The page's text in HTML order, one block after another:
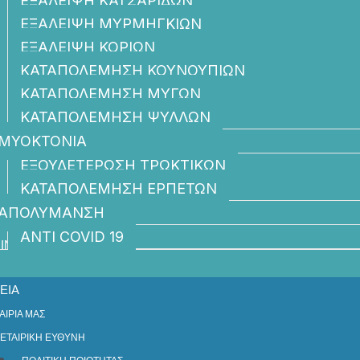
ΕΞΑΛΕΙΨΗ ΜΥΡΜΗΓΚΙΩΝ
ΕΞΑΛΕΙΨΗ ΚΟΡΙΩΝ
ΚΑΤΑΠΟΛΕΜΗΣΗ ΚΟΥΝΟΥΠΙΩΝ
ΚΑΤΑΠΟΛΕΜΗΣΗ ΜΥΓΩΝ
ΚΑΤΑΠΟΛΕΜΗΣΗ ΨΥΛΛΩΝ
ΜΥΟΚΤΟΝΙΑ
ΕΞΟΥΔΕΤΕΡΩΣΗ ΤΡΩΚΤΙΚΩΝ
ΚΑΤΑΠΟΛΕΜΗΣΗ ΕΡΠΕΤΩΝ
ANTI COVID 19
ΜΑΣ
ΕΤΑΙΡΙΚΗ ΕΥΘΥΝΗ